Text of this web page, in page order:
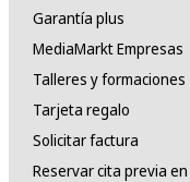
Garantía plus
MediaMarkt Empresas
Talleres y formaciones
Tarjeta regalo
Solicitar factura
Reservar cita previa